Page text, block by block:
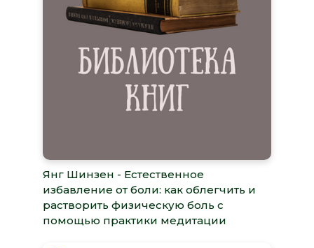
Янг Шинзен - Естественное
избавление от боли: как облегчить и
растворить физическую боль с
помощью практики медитации